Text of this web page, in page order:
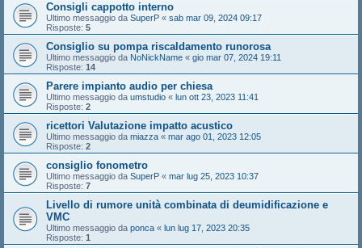
Consigli cappotto interno
Ultimo messaggio da SuperP « sab mar 09, 2024 09:17
Risposte: 5
Consiglio su pompa riscaldamento runorosa
Ultimo messaggio da NoNickName « gio mar 07, 2024 19:11
Risposte: 14
Parere impianto audio per chiesa
Ultimo messaggio da umstudio « lun ott 23, 2023 11:41
Risposte: 2
ricettori Valutazione impatto acustico
Ultimo messaggio da miazza « mar ago 01, 2023 12:05
Risposte: 2
consiglio fonometro
Ultimo messaggio da SuperP « mar lug 25, 2023 10:37
Risposte: 7
Livello di rumore unità combinata di deumidificazione e
VMC
Ultimo messaggio da ponca « lun lug 17, 2023 20:35
Risposte: 1